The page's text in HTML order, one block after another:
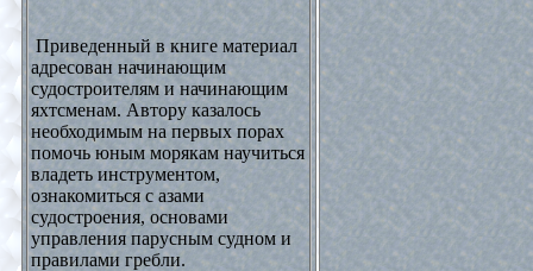
Приведенный в книге материал
адресован начинающим
судостроителям и начинающим
яхтсменам. Автору казалось
необходимым на первых порах
помочь юным морякам научиться
владеть инструментом,
ознакомиться с азами
судостроения, основами
управления парусным судном и
правилами гребли.